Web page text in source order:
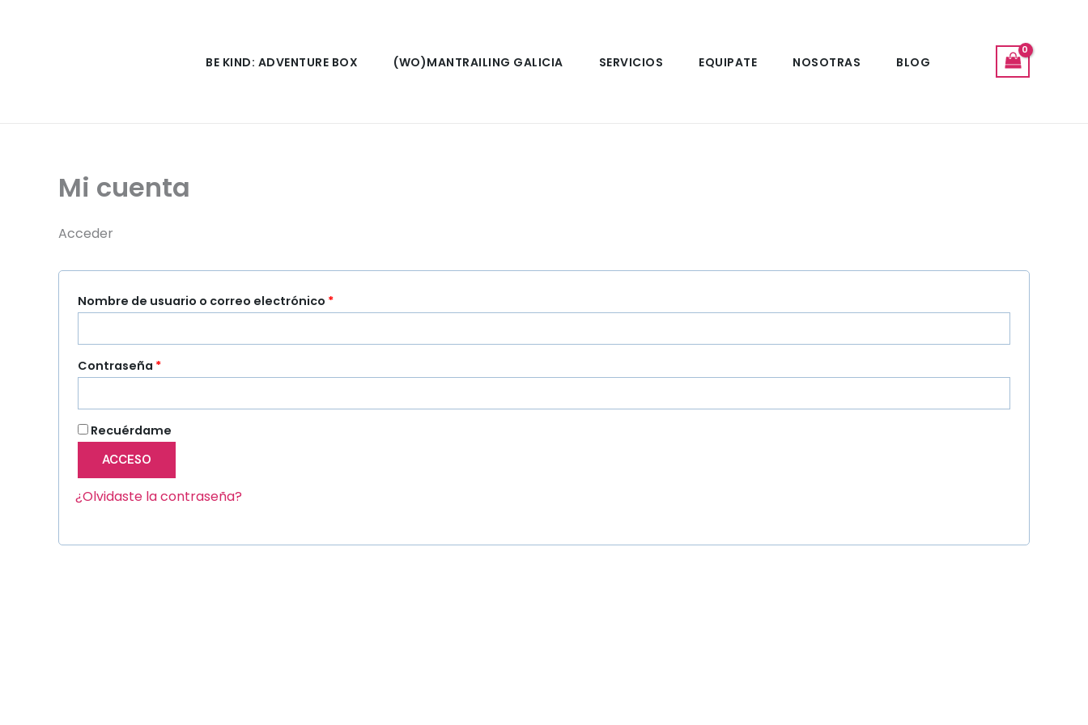
BE KIND: ADVENTURE BOX (WO)MANTRAILING GALICIA SERVICIOS EQUIPATE NOSOTRAS BLOG
Mi cuenta
Acceder
Nombre de usuario o correo electrónico *Obligatorio
Contraseña *Obligatorio
Recuérdame
ACCESO
¿Olvidaste la contraseña?